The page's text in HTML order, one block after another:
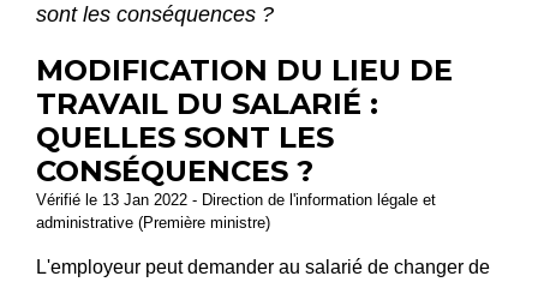
sont les conséquences ?
MODIFICATION DU LIEU DE
TRAVAIL DU SALARIÉ :
QUELLES SONT LES
CONSÉQUENCES ?
Vérifié le 13 Jan 2022 - Direction de l'information légale et
administrative (Première ministre)
L'employeur peut demander au salarié de changer de